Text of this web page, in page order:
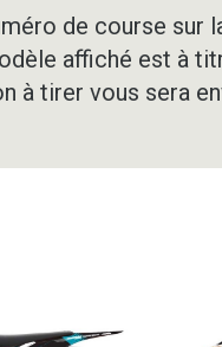
de course sur
affiché est à
à tirer vous sera